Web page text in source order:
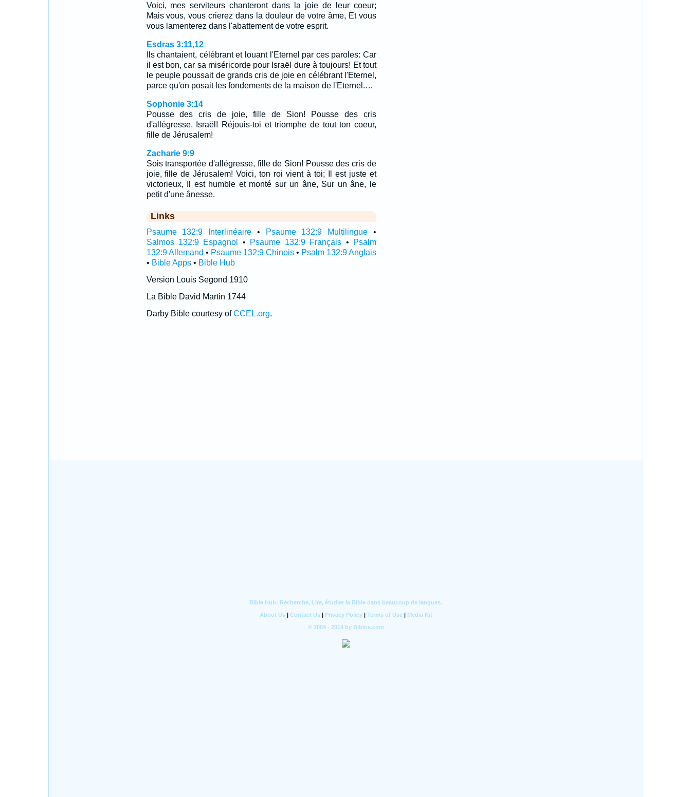
Voici, mes serviteurs chanteront dans la joie de leur coeur;
Mais vous, vous crierez dans la douleur de votre âme, Et vous
vous lamenterez dans l'abattement de votre esprit.
Esdras 3:11,12
Ils chantaient, célébrant et louant l'Eternel par ces paroles: Car
il est bon, car sa miséricorde pour Israël dure à toujours! Et tout
le peuple poussait de grands cris de joie en célébrant l'Eternel,
parce qu'on posait les fondements de la maison de l'Eternel.…
Sophonie 3:14
Pousse des cris de joie, fille de Sion! Pousse des cris
d'allégresse, Israël! Réjouis-toi et triomphe de tout ton coeur,
fille de Jérusalem!
Zacharie 9:9
Sois transportée d'allégresse, fille de Sion! Pousse des cris de
joie, fille de Jérusalem! Voici, ton roi vient à toi; Il est juste et
victorieux, Il est humble et monté sur un âne, Sur un âne, le
petit d'une ânesse.
Links
Psaume 132:9 Interlinéaire • Psaume 132:9 Multilingue •
Salmos 132:9 Espagnol
• Psaume 132:9 Français •
Psalm
132:9 Allemand • Psaume 132:9 Chinois• Psalm 132:9 Anglais
• Bible Apps• Bible Hub
Version Louis Segond 1910
La Bible David Martin 1744
Darby Bible courtesy ofCCEL.org.